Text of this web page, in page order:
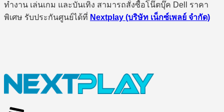
ทำงาน เล่นเกม และบันเทิง สามารถสั่งซื้อโน๊ตบุ๊ค Dell ราคา
พิเศษ รับประกันศูนย์ได้ที่ Nextplay (บริษัท เน็กซ์เพลย์ จำกัด)